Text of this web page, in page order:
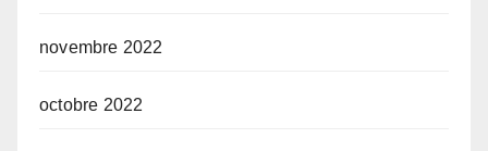
novembre 2022
octobre 2022